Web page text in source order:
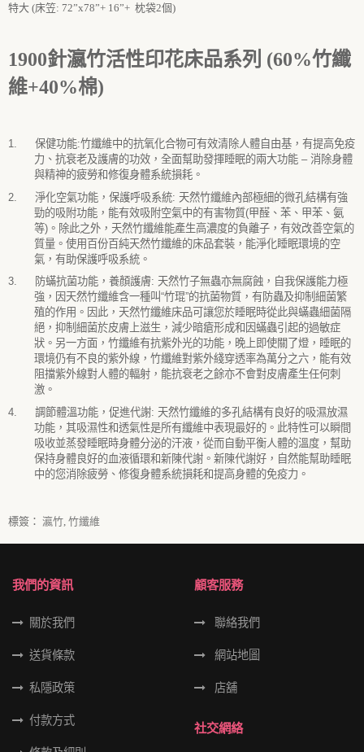
特大 (床笠: 72”x78”+ 16”+ 枕袋2個)
1900針瀛竹活性印花床品系列 (60%竹纖
維+40%棉)
1. 保健功能:竹纖維中的抗氧化合物可有效清除人體自由基，有提高免疫
力、抗衰老及護膚的功效，全面幫助發揮睡眠的兩大功能 – 消除身體
與精神的疲勞和修復身體系統損耗。
2.
淨化空氣功能，保護呼吸系統: 天然竹纖維內部極細的微孔結構有強
勁的吸附功能，能有效吸附空氣中的有害物質(甲醛、苯、甲苯、氨
等) 。除此之外，天然竹纖維能產生高濃度的負離子，有效改善空氣的
質量。使用百份百純天然竹纖維的床品套裝，能淨化睡眠環境的空
氣，有助保護呼吸系統。
3.
防蟎抗菌功能，養顏護膚: 天然竹子無蟲亦無腐蝕，自我保護能力極
強，因天然竹纖維含一種叫“竹琨”的抗菌物質，有防蟲及抑制細菌繁
殖的作用。因此，天然竹纖維床品可讓您於睡眠時從此與蟎蟲細菌隔
絕，抑制細菌於皮膚上滋生，減少暗瘡形成和因蟎蟲引起的過敏症
狀。另一方面，竹纖維有抗紫外光的功能，晚上即使關了燈，睡眠的
環境仍有不良的紫外線，竹纖維對紫外綫穿透率為萬分之六，能有效
阻擋紫外線對人體的輻射，能抗衰老之餘亦不會對皮膚產生任何刺
激。
4.
調節體溫功能，促進代謝: 天然竹纖維的多孔結構有良好的吸濕放濕
功能，其吸濕性和透氣性是所有纖維中表現最好的。此特性可以瞬間
吸收並蒸發睡眠時身體分泌的汗液，從而自動平衡人體的溫度，幫助
保持身體良好的血液循環和新陳代謝。新陳代謝好，自然能幫助睡眠
中的您消除疲勞、修復身體系統損耗和提高身體的免疫力。
標簽： 瀛竹, 竹纖維
我們的資訊
關於我們
送貨條款
私隱政策
付款方式
顧客服務
聯絡我們
網站地圖
店舖
社交網絡